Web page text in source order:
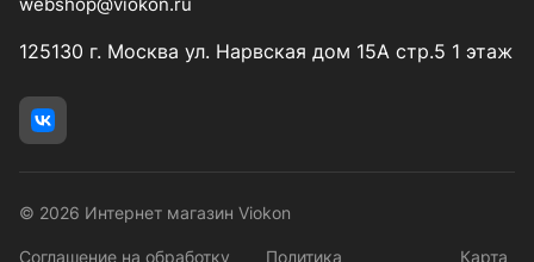
125130 г. Москва ул. Нарвская дом 15А стр.5 1 этаж
© 2026 Интернет магазин Viokon
Соглашение на обработку Политика Карта